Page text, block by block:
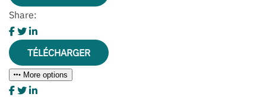
Share:
TÉLÉCHARGER
More options